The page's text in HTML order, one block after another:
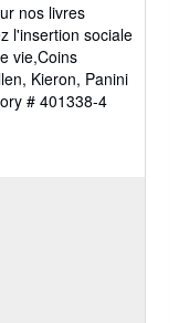
nos livres
l'insertion sociale
vie,Coins
Kieron, Panini
# 401338-4